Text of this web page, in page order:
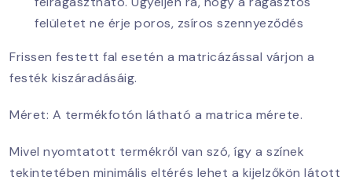
felületet ne érje poros, zsíros szennyeződés
Frissen festett fal esetén a matricázással várjon a
festék kiszáradásáig.
Méret: A termékfotón látható a matrica mérete.
Mivel nyomtatott termékről van szó, így a színek
tekintetében minimális eltérés lehet a kijelzőkön látott